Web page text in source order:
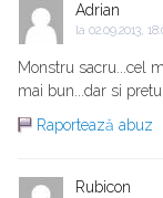
Adrian
la 02.09.2013,
Monstru sacru...cel
mai bun...dar si
Raportează abuz
Rubicon